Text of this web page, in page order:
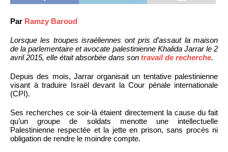
Par Ramzy Baroud
Lorsque les troupes israéliennes ont pris d’assaut la maison
de la parlementaire et avocate palestinienne Khalida Jarrar le 2
avril 2015, elle était absorbée dans son travail de recherche.
Depuis des mois, Jarrar organisait un tentative palestinienne
visant à traduire Israël devant la Cour pénale internationale
(CPI).
Ses recherches ce soir-là étaient directement la cause du fait
qu’un groupe de soldats menotte une intellectuelle
Palestinienne respectée et la jette en prison, sans procès ni
obligation de rendre le moindre compte.